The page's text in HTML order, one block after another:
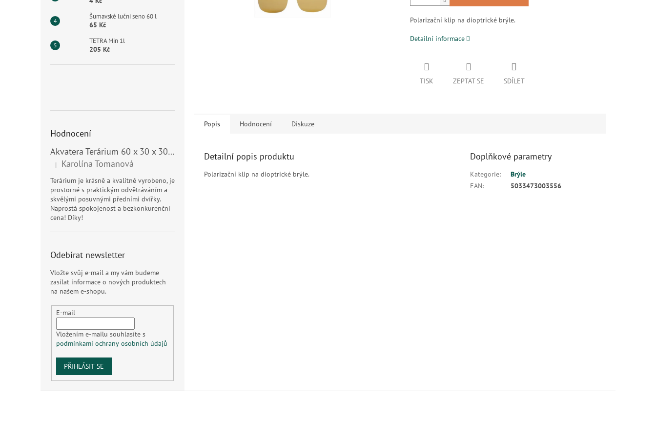
Šumavské lučni seno 60 l
65 Kč
TETRA Min 1l
205 Kč
Hodnocení
Akvatera Terárium 60 x 30 x 30 cm, 54 litrů
Hodnocení produktu je 5 z 5 hvězdiček.
| Karolína Tomanová
Terárium je krásně a kvalitně vyrobeno, je
prostorné s praktickým odvětráváním a
skvělými posuvnými předními dvířky.
Naprostá spokojenost a bezkonkurenční
cena! Díky!
Odebírat newsletter
Vložte svůj e-mail a my vám budeme
zasílat informace o nových produktech
na našem e-shopu.
E-mail
Vložením e-mailu souhlasíte s
podmínkami ochrany osobních údajů
PŘIHLÁSIT SE
Polarizační klip na dioptrické brýle.
Detailní informace
TISK ZEPTAT SE SDÍLET
Popis Hodnocení Diskuze
Detailní popis produktu
Polarizační klip na dioptrické brýle.
Doplňkové parametry
Kategorie:
Brýle
EAN: 5033473003556